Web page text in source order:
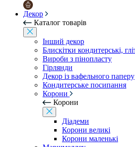
Декор
Каталог товарів
Інший декор
Блискітки кондитерські,
Вироби з пінопласту
Гірлянди
Декор із вафельного паперу
Кондитерське посипання
Корони
Корони
Діадеми
Корони великі
Корони маленькі